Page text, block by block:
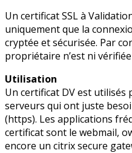
Un certificat SSL à
uniquement que la
cryptée et sécurisée. Par
propriétaire n’est ni
Utilisation
Un certificat DV est
serveurs qui ont juste
(https). Les applications
certificat sont le webmail,
encore un citrix secure